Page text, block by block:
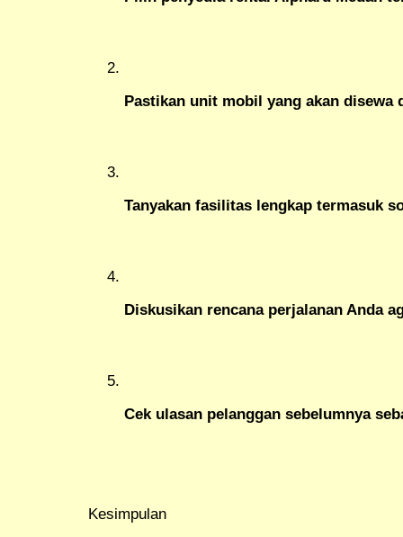
Pastikan unit mobil yang akan disewa
Tanyakan fasilitas lengkap termasuk
Diskusikan rencana perjalanan Anda
Cek ulasan pelanggan sebelumnya
Kesimpulan